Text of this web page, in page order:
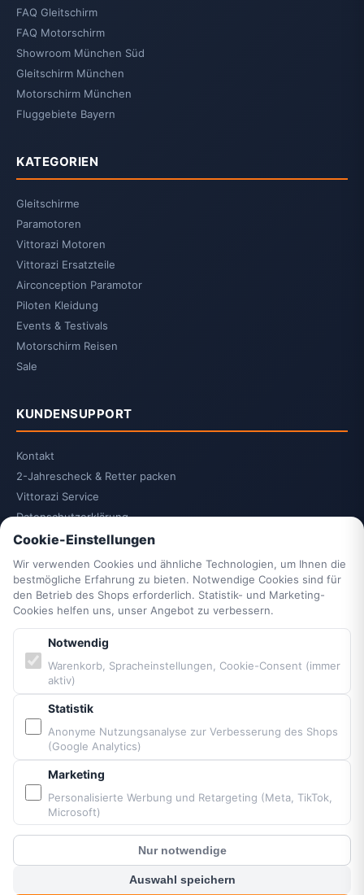
FAQ Gleitschirm
FAQ Motorschirm
Showroom München Süd
Gleitschirm München
Motorschirm München
Fluggebiete Bayern
KATEGORIEN
Gleitschirme
Paramotoren
Vittorazi Motoren
Vittorazi Ersatzteile
Airconception Paramotor
Piloten Kleidung
Events & Testivals
Motorschirm Reisen
Sale
KUNDENSUPPORT
Kontakt
2-Jahrescheck & Retter packen
Vittorazi Service
Datenschutzerklärung
AGB
Widerrufsrecht
Vertrag widerrufen
Impressum
Cookie-Einstellungen
Barrierefreiheit
Sitemap
PARTNER & MARKEN
Vittorazi Motoren MY25
Airconception
Apco Aviation
Ozone
? Kunden Chat
Cookie-Einstellungen
Wir verwenden Cookies und ähnliche Technologien, um Ihnen die
bestmögliche Erfahrung zu bieten. Notwendige Cookies sind für
den Betrieb des Shops erforderlich. Statistik- und Marketing-
Cookies helfen uns, unser Angebot zu verbessern.
Notwendig
Warenkorb, Spracheinstellungen, Cookie-Consent (immer
aktiv)
Statistik
Anonyme Nutzungsanalyse zur Verbesserung des Shops
(Google Analytics)
Marketing
Personalisierte Werbung und Retargeting (Meta, TikTok,
Microsoft)
Nur notwendige
Auswahl speichern